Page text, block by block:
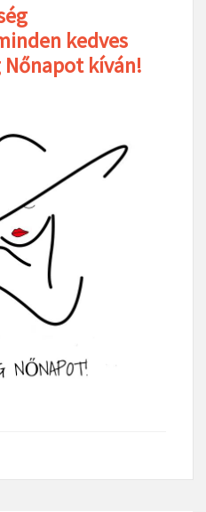
kedves
kíván!